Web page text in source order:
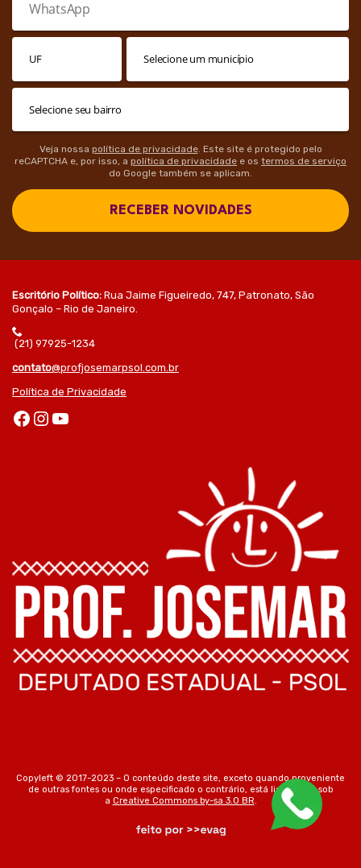
Veja nossa política de privacidade. Este site é protegido pelo
reCAPTCHA e, por isso, a política de privacidade e os termos de serviço
do Google também se aplicam.
RECEBER NOVIDADES
Escritório Político: Rua Jaime Figueiredo, 747, Patronato, São
Gonçalo – Rio de Janeiro.
(21) 97925-1234
contato@profjosemarpsol.com.br
Política de Privacidade
Facebook Instagram Youtube
Copyleft © 2017-2023 – O conteúdo deste site, exceto quando proveniente
de outras fontes ou onde especificado o contrário, está licenciado sob
a Creative Commons by-sa 3.0 BR.